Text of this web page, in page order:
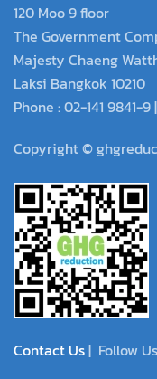
120 Moo 9 floor
The Government
Majesty Chaeng
Laksi Bangkok 10210
Phone : 02-141 9841-
Copyright ©
Contact Us| Follow Us